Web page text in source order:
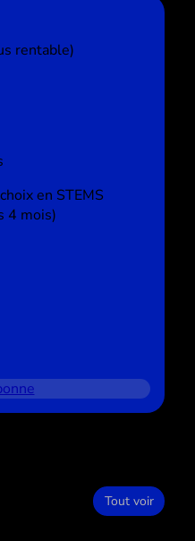
rentable)
en STEMS
4 mois)
Tout voir